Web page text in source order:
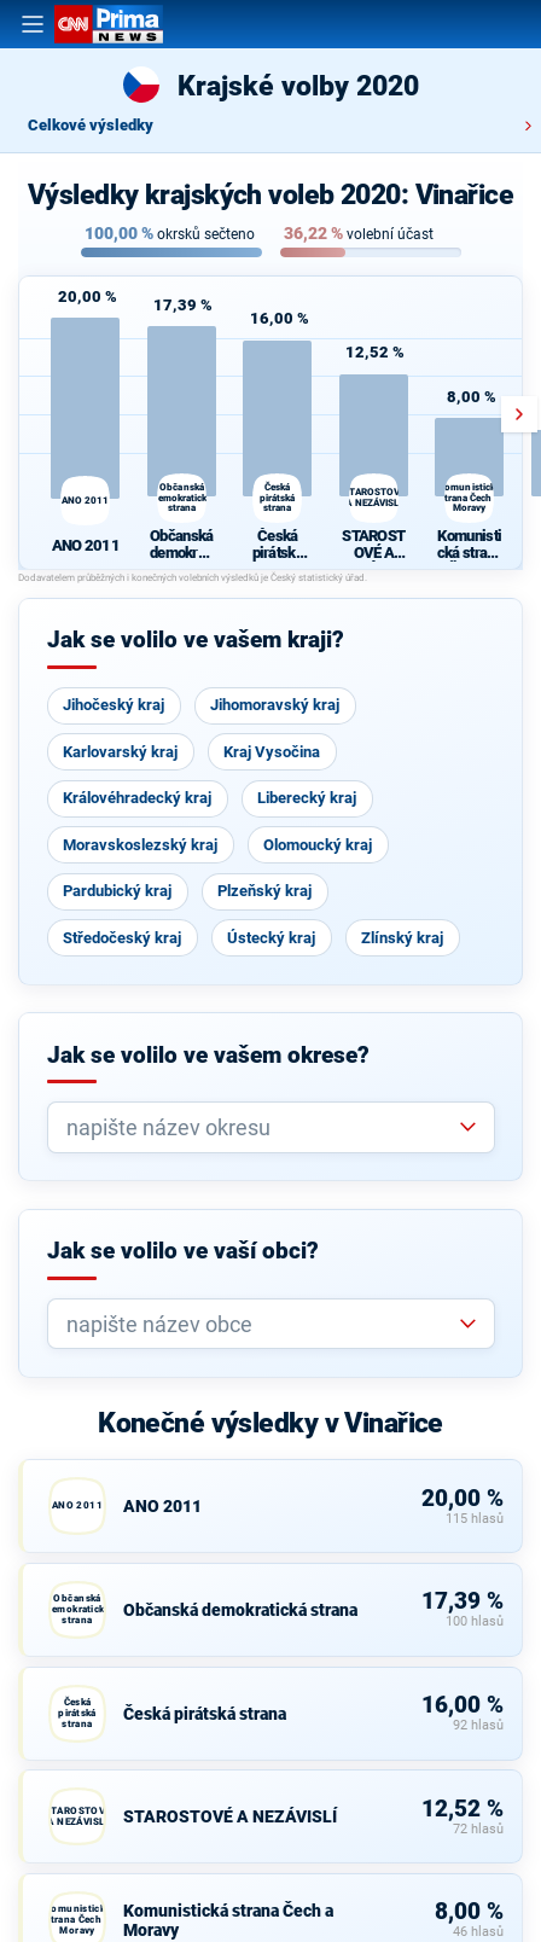
Krajské volby 2020
Celkové výsledky
Výsledky krajských voleb 2020: Vinařice
100,00% okrsků sečteno 36,22% volební účast
20,00 %
ANO 2011
ANO 2011
17,39 %
Občanská
demokratická
strana
Občanská
demokrati
cká strana
16,00 %
Česká
pirátská
strana
Česká
pirátská
strana
12,52 %
STAROSTOVÉ
A NEZÁVISLÍ
STAROST
OVÉ A
NEZÁVISL
8,00 %
Komunistická
strana Čech a
Moravy
Komunisti
cká strana
Čech a
Jak se volilo ve vašem kraji?
Jihočeský kraj Jihomoravský kraj
Karlovarský kraj Kraj Vysočina
Královéhradecký kraj Liberecký kraj
Moravskoslezský kraj Olomoucký kraj
Pardubický kraj Plzeňský kraj
Středočeský kraj Ústecký kraj Zlínský kraj
Jak se volilo ve vašem okrese?
Jak se volilo ve vaší obci?
Konečné výsledky v Vinařice
ANO 2011 ANO 2011 20,00 %
115 hlasů
Občanská
demokratická
strana
Občanská demokratická strana 17,39 %
100 hlasů
Česká
pirátská
strana
Česká pirátská strana 16,00 %
92 hlasů
STAROSTOVÉ
A NEZÁVISLÍ
STAROSTOVÉ A NEZÁVISLÍ 12,52 %
72 hlasů
Komunistická
strana Čech a
Moravy
Komunistická strana Čech a
Moravy
8,00 %
46 hlasů